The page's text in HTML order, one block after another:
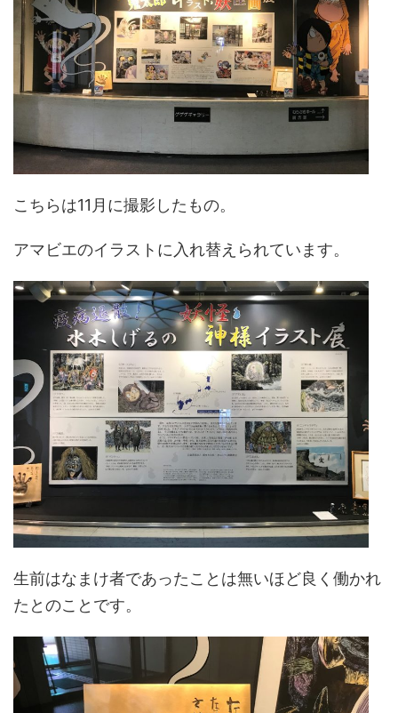
こちらは11月に撮影したもの。
アマビエのイラストに入れ替えられています。
生前はなまけ者であったことは無いほど良く働かれ
たとのことです。